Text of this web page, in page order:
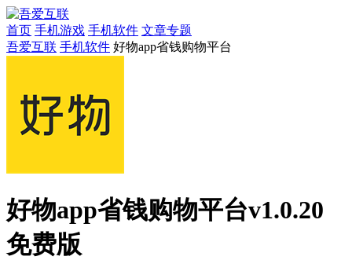
首页 手机游戏 手机软件 文章专题
吾爱互联 手机软件 好物app省钱购物平台
好物app省钱购物平台v1.0.20
免费版